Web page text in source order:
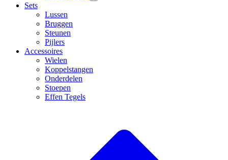
Sets
Lussen
Bruggen
Steunen
Pijlers
Accessoires
Wielen
Koppelstangen
Onderdelen
Stoepen
Effen Tegels